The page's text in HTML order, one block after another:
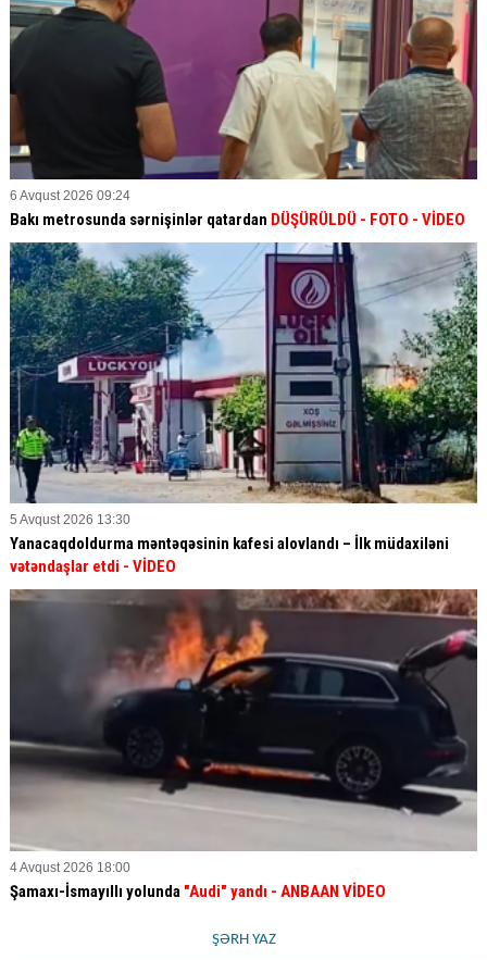
6 Avqust 2026 09:24
Bakı metrosunda sərnişinlər qatardan DÜŞÜRÜLDÜ - FOTO - VİDEO
5 Avqust 2026 13:30
Yanacaqdoldurma məntəqəsinin kafesi alovlandı – İlk müdaxiləni
vətəndaşlar etdi - VİDEO
4 Avqust 2026 18:00
Şamaxı-İsmayıllı yolunda "Audi" yandı - ANBAAN VİDEO
ŞƏRH YAZ